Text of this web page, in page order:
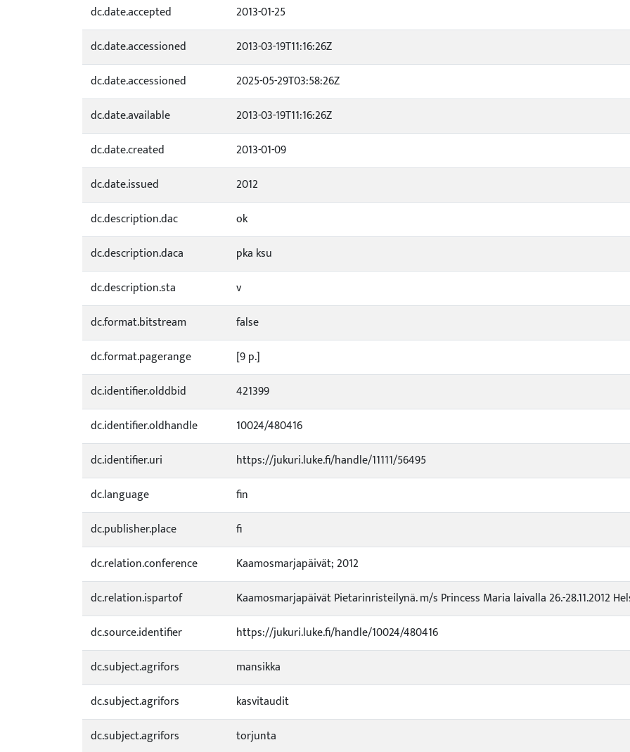
dc.date.accepted
2013-01-25
dc.date.accessioned
2013-03-19T11:16:26Z
dc.date.accessioned
2025-05-29T03:58:26Z
dc.date.available
2013-03-19T11:16:26Z
dc.date.created
2013-01-09
dc.date.issued
2012
dc.description.dac
ok
dc.description.daca
pka ksu
dc.description.sta
v
dc.format.bitstream
false
dc.format.pagerange
[9 p.]
dc.identifier.olddbid
421399
dc.identifier.oldhandle
10024/480416
dc.identifier.uri
https://jukuri.luke.fi/handle/11111/56495
dc.language
fin
dc.publisher.place
fi
dc.relation.conference
Kaamosmarjapäivät; 2012
dc.relation.ispartof
Kaamosmarjapäivät Pietarinristeilynä. m/s Princess Maria laivalla 26.-28.11.2012
dc.source.identifier
https://jukuri.luke.fi/handle/10024/480416
dc.subject.agrifors
mansikka
dc.subject.agrifors
kasvitaudit
dc.subject.agrifors
torjunta